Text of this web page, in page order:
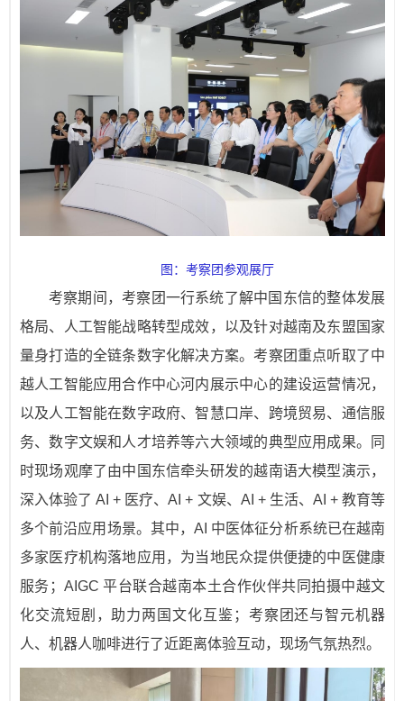
图：考察团参观展厅
考察期间，考察团一行系统了解中国东信的整体发展
格局、人工智能战略转型成效，以及针对越南及东盟国家
量身打造的全链条数字化解决方案。考察团重点听取了中
越人工智能应用合作中心河内展示中心的建设运营情况，
以及人工智能在数字政府、智慧口岸、跨境贸易、通信服
务、数字文娱和人才培养等六大领域的典型应用成果。同
时现场观摩了由中国东信牵头研发的越南语大模型演示，
深入体验了 AI + 医疗、AI + 文娱、AI + 生活、AI + 教育等
多个前沿应用场景。其中，AI 中医体征分析系统已在越南
多家医疗机构落地应用，为当地民众提供便捷的中医健康
服务；AIGC 平台联合越南本土合作伙伴共同拍摄中越文
化交流短剧，助力两国文化互鉴；考察团还与智元机器
人、机器人咖啡进行了近距离体验互动，现场气氛热烈。